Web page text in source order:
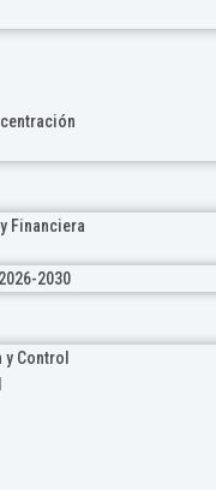
Financiera
2030
Control